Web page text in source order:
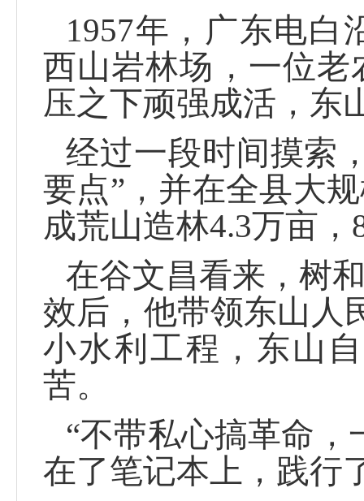
1957年，广东电白
西山岩林场，一位
压之下顽强成活，东
经过一段时间摸索
要点”，并在全县大
成荒山造林4.3万亩
在谷文昌看来，树
效后，他带领东山人
小水利工程，东山
苦。
“不带私心搞革命
在了笔记本上，践行